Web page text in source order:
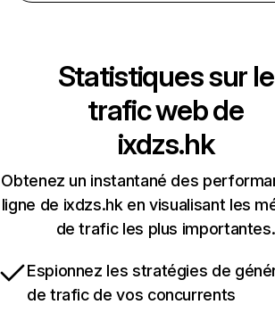
Statistiques sur le
trafic web de
ixdzs.hk
Obtenez un instantané des
ligne de ixdzs.hk en visualisant les
de trafic les plus importantes.
Espionnez les stratégies de
de trafic de vos concurrents